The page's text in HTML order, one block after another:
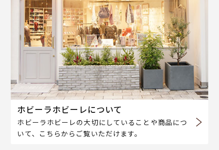
ホビーラホビーレについて
ホビーラホビーレの大切にしていることや商品につ
いて、こちらからご覧いただけます。